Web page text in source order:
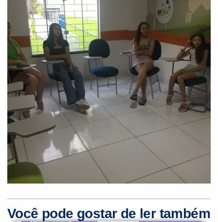
Você pode gostar de ler também
Você é aluno inFlux?
Sim Não
VOLTAR